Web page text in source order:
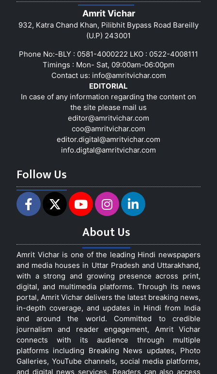
Amrit Vichar
932, Katra Chand Khan, Pilibhit Bypass Road Bareilly
(U.P) 243001
Phone No:-BLY : 0581-4000222 LKO : 0522-4008111
Timings : Mon- Sat, 09:00am-06:00pm
Contact us: info@amritvichar.com
EDITORIAL
In case of any information regarding the content on
the site please mail us
editor@amritvichar.com
coo@amritvichar.com
editor.digital@amritvichar.com
info.digtal@amritvichar.com
Follow Us
About Us
Amrit Vichar is one of the leading Hindi newspapers
and media houses in Uttar Pradesh and Uttarakhand,
with a strong and growing presence across print,
digital, and multimedia platforms. Through its news
portal, Amrit Vichar delivers the latest breaking news,
in-depth coverage, and updates in Hindi from India
and around the world. Committed to credible
journalism and reader engagement, Amrit Vichar
connects with its audience through multiple
platforms including Breaking News updates, Photo
Galleries, YouTube channels, social media platforms,
and digital news services. Readers can also access